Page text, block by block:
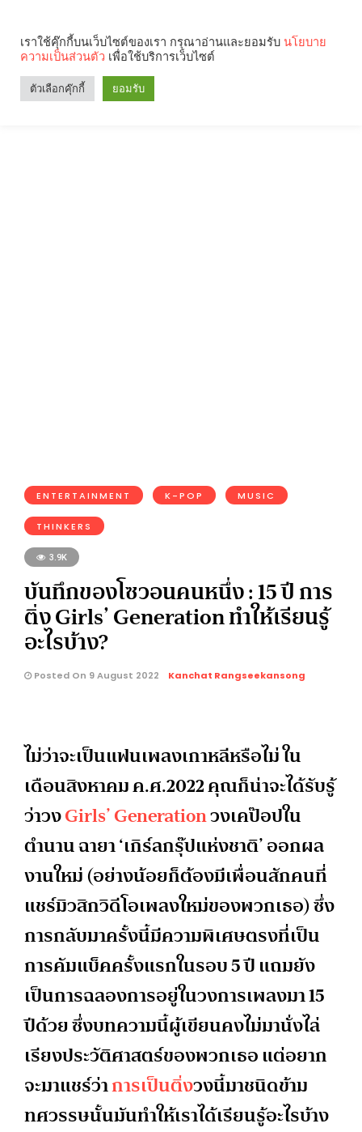
ENTERTAINMENT K-POP MUSIC
THINKERS
3.9K
บันทึกของโซวอนคนหนึ่ง : 15 ปี การ
ติ่ง Girls’ Generation ทำให้เรียนรู้
อะไรบ้าง?
Posted On 9 August 2022 Kanchat Rangseekansong
ไม่ว่าจะเป็นแฟนเพลงเกาหลีหรือไม่ ใน
เดือนสิงหาคม ค.ศ.2022 คุณก็น่าจะได้รับรู้
ว่าวงGirls’ Generationวงเคป๊อปใน
ตำนาน ฉายา ‘เกิร์ลกรุ๊ปแห่งชาติ’ ออกผล
งานใหม่ (อย่างน้อยก็ต้องมีเพื่อนสักคนที่
แชร์มิวสิกวิดีโอเพลงใหม่ของพวกเธอ) ซึ่ง
การกลับมาครั้งนี้มีความพิเศษตรงที่เป็น
การคัมแบ็คครั้งแรกในรอบ 5 ปี แถมยัง
เป็นการฉลองการอยู่ในวงการเพลงมา 15
ปีด้วย ซึ่งบทความนี้ผู้เขียนคงไม่มานั่งไล่
เรียงประวัติศาสตร์ของพวกเธอ แต่อยาก
จะมาแชร์ว่าการเป็นติ่งวงนี้มาชนิดข้าม
ทศวรรษนั้นมันทำให้เราได้เรียนรู้อะไรบ้าง
เราใช้คุ๊กกี้บนเว็บไซต์ของเรา กรุณาอ่านและยอมรับ นโยบาย
ความเป็นส่วนตัว เพื่อใช้บริการเว็บไซต์
ตัวเลือกคุ๊กกี้ ยอมรับ